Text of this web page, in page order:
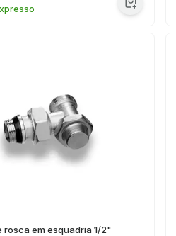
rosca em esquadria 1/2"